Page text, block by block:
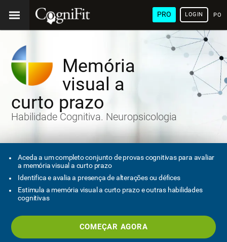
PRO LOGIN
Memória
visual a
curto prazo
Habilidade Cognitiva. Neuropsicologia
Aceda a um completo conjunto de provas cognitivas para avaliar
a memória visual a curto prazo
Identifica e avalia a presença de alterações ou défices
Estimula a memória visual a curto prazo e outras habilidades
cognitivas
COMEÇAR AGORA